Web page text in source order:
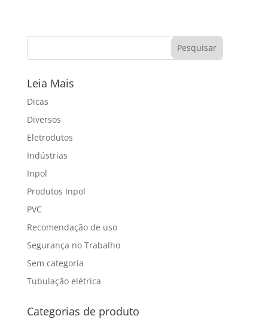
Leia Mais
Dicas
Diversos
Eletrodutos
Indústrias
Inpol
Produtos Inpol
PVC
Recomendação de uso
Segurança no Trabalho
Sem categoria
Tubulação elétrica
Categorias de produto